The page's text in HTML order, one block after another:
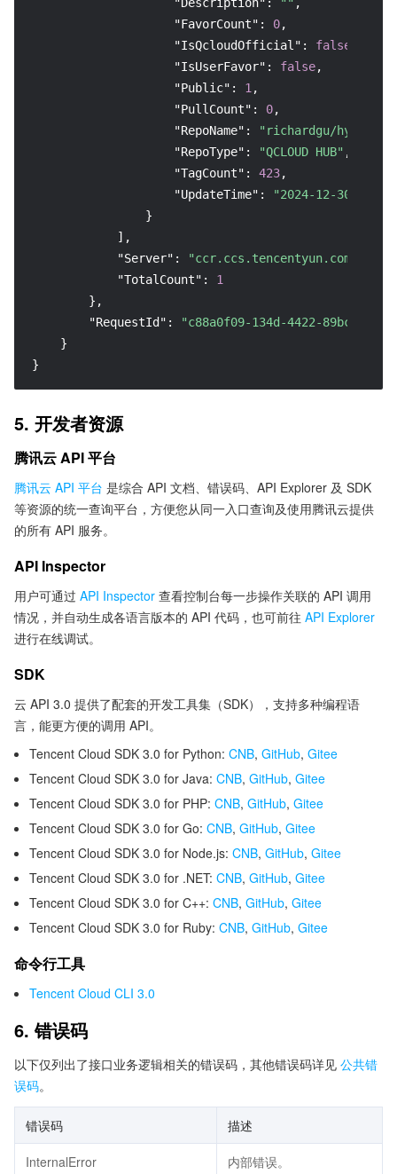
"FavorCount" : 0,
"IsQcloudOfficial" : false
"IsUserFavor" : false,
"Public" : 1 ,
"PullCount" : 0,
"RepoName" :
"richardgu/
"RepoType" : "QCLOUD HUB" ,
"TagCount" : 423,
"UpdateTime" :
"2024-12-30
}
] ,
"Server" : "ccr.ccs.tencentyun.com"
"TotalCount" :
1
} ,
"RequestId" :
"c88a0f09-134d-4422-89bc-
}
}
5. 开发者资源
腾讯云 API 平台
腾讯云 API 平台 是综合 API 文档、错误码、API Explorer 及 SDK
等资源的统一查询平台，方便您从同一入口查询及使用腾讯云提供
的所有 API 服务。
API Inspector
用户可通过 API Inspector 查看控制台每一步操作关联的 API 调用
情况，并自动生成各语言版本的 API 代码，也可前往 API Explorer
进行在线调试。
SDK
云 API 3.0 提供了配套的开发工具集（SDK），支持多种编程语
言，能更方便的调用 API。
Tencent Cloud SDK 3.0 for Python: CNB, GitHub, Gitee
Tencent Cloud SDK 3.0 for Java: CNB, GitHub, Gitee
Tencent Cloud SDK 3.0 for PHP: CNB, GitHub, Gitee
Tencent Cloud SDK 3.0 for Go: CNB, GitHub, Gitee
Tencent Cloud SDK 3.0 for Node.js: CNB, GitHub, Gitee
Tencent Cloud SDK 3.0 for .NET: CNB, GitHub, Gitee
Tencent Cloud SDK 3.0 for C++: CNB, GitHub, Gitee
Tencent Cloud SDK 3.0 for Ruby: CNB, GitHub, Gitee
命令行工具
Tencent Cloud CLI 3.0
6. 错误码
以下仅列出了接口业务逻辑相关的错误码，其他错误码详见 公共错
误码。
错误码 描述
InternalError 内部错误。